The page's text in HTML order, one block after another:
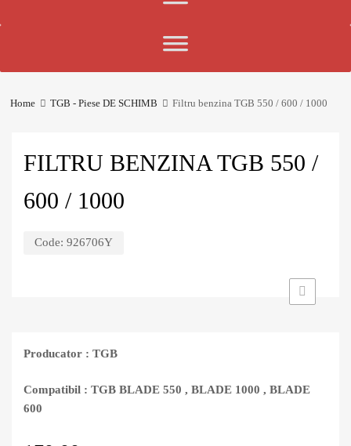
Home TGB - Piese DE SCHIMB Filtru benzina TGB 550 / 600 / 1000
FILTRU BENZINA TGB 550 /
600 / 1000
Code: 926706Y
Producator : TGB
Compatibil : TGB BLADE 550 , BLADE 1000 , BLADE
600